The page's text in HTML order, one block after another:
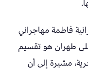
فاطمة مهاجراني
طهران هو تقسيم
مشيرة إلى أن